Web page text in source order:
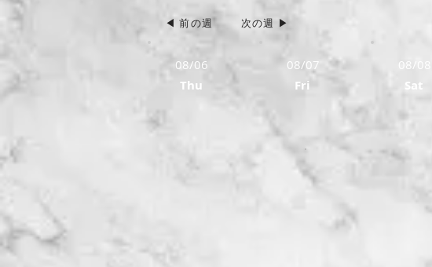
◀ 前の週 次の週 ▶
08/06
Thu
08/07
Fri
08/08
Sat